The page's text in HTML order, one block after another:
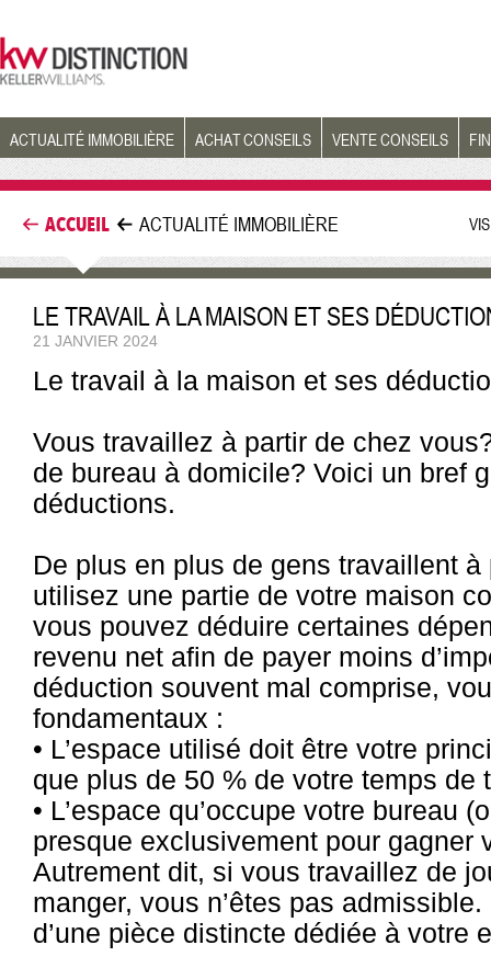
ACTUALITÉ IMMOBILIÈRE ACHAT CONSEILS VENTE CONSEILS
ACCUEIL ACTUALITÉ IMMOBILIÈRE
LE TRAVAIL À LA MAISON ET SES
21 JANVIER 2024
Le travail à la maison et ses
Vous travaillez à partir de chez
de bureau à domicile? Voici un bref
déductions.
De plus en plus de gens travaillent
utilisez une partie de votre maison
vous pouvez déduire certaines
revenu net afin de payer moins
déduction souvent mal comprise,
fondamentaux :
• L’espace utilisé doit être votre
que plus de 50 % de votre temps de
• L’espace qu’occupe votre bureau
presque exclusivement pour gagner
Autrement dit, si vous travaillez de
manger, vous n’êtes pas
d’une pièce distincte dédiée à votre